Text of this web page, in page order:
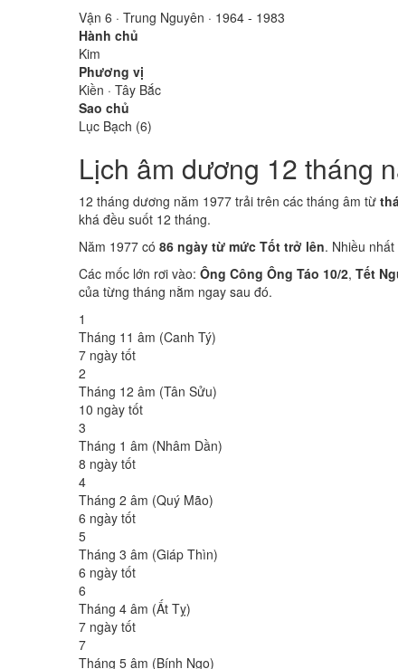
Vận 6 · Trung Nguyên · 1964 - 1983
Hành chủ
Kim
Phương vị
Kiền · Tây Bắc
Sao chủ
Lục Bạch (6)
Lịch âm dương 12 tháng
12 tháng dương năm 1977 trải trên các tháng âm từ
khá đều suốt 12 tháng.
Năm 1977 có 86 ngày từ mức Tốt trở lên. Nhiều nhất
Các mốc lớn rơi vào: Ông Công Ông Táo 10/2, Tết
của từng tháng nằm ngay sau đó.
1
Tháng 11 âm (Canh Tý)
7 ngày tốt
2
Tháng 12 âm (Tân Sửu)
10 ngày tốt
3
Tháng 1 âm (Nhâm Dần)
8 ngày tốt
4
Tháng 2 âm (Quý Mão)
6 ngày tốt
5
Tháng 3 âm (Giáp Thìn)
6 ngày tốt
6
Tháng 4 âm (Ất Tỵ)
7 ngày tốt
7
Tháng 5 âm (Bính Ngọ)